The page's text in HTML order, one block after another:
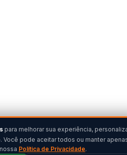
para melhorar sua experiência,
Você pode aceitar todos ou manter
Política de Privacidade.